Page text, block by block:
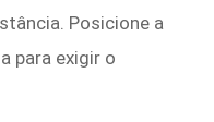
Posicione a
para exigir o